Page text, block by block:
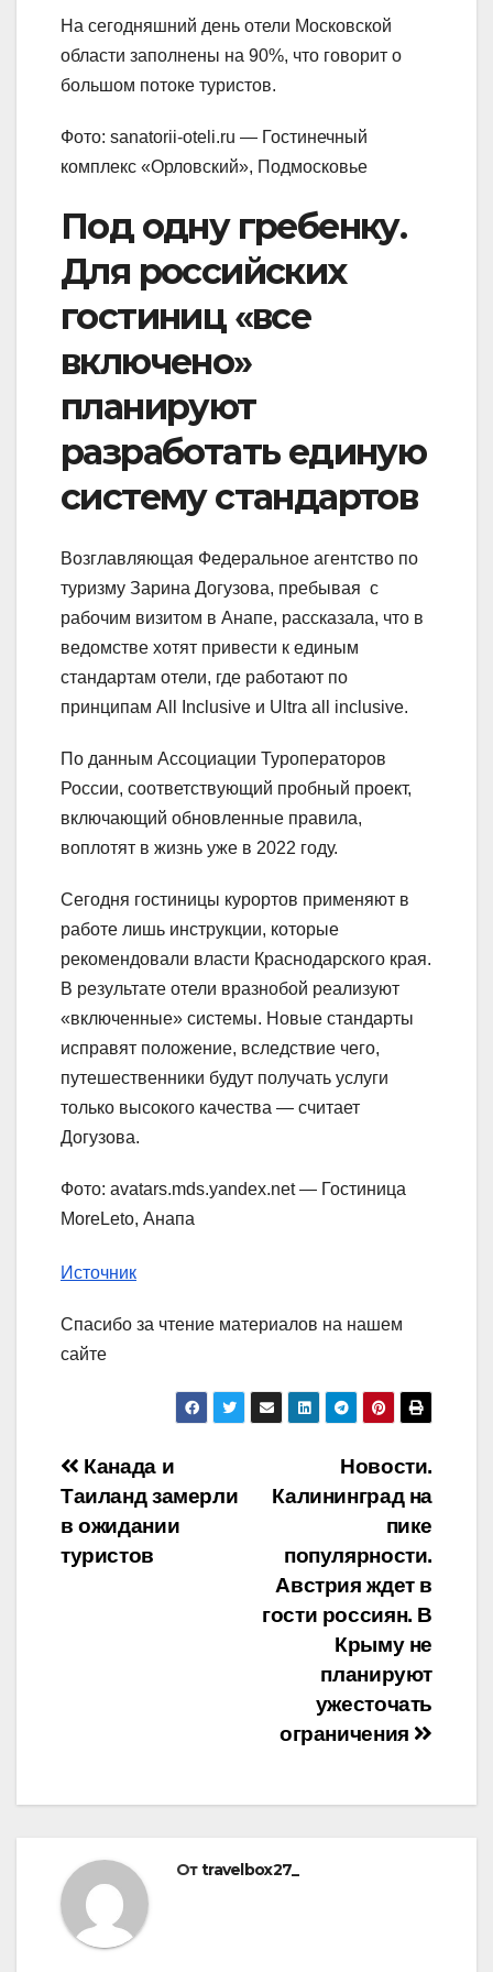
На сегодняшний день отели Московской
области заполнены на 90%, что говорит о
большом потоке туристов.
Фото: sanatorii-oteli.ru — Гостинечный
комплекс «Орловский», Подмосковье
Под одну гребенку.
Для российских
гостиниц «все
включено»
планируют
разработать единую
систему стандартов
Возглавляющая Федеральное агентство по
туризму Зарина Догузова, пребывая с
рабочим визитом в Анапе, рассказала, что в
ведомстве хотят привести к единым
стандартам отели, где работают по
принципам All Inclusive и Ultra all inclusive.
По данным Ассоциации Туроператоров
России, соответствующий пробный проект,
включающий обновленные правила,
воплотят в жизнь уже в 2022 году.
Сегодня гостиницы курортов применяют в
работе лишь инструкции, которые
рекомендовали власти Краснодарского края.
В результате отели вразнобой реализуют
«включенные» системы. Новые стандарты
исправят положение, вследствие чего,
путешественники будут получать услуги
только высокого качества — считает
Догузова.
Фото: avatars.mds.yandex.net — Гостиница
MoreLeto, Анапа
Источник
Спасибо за чтение материалов на нашем
сайте
Навигация
по
записям
Новости.
Калининград на
пике
популярности.
Австрия ждет в
гости россиян. В
Крыму не
планируют
ужесточать
ограничения
Канада и
Таиланд замерли
в ожидании
туристов
Отtravelbox27_